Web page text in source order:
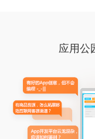
应用公